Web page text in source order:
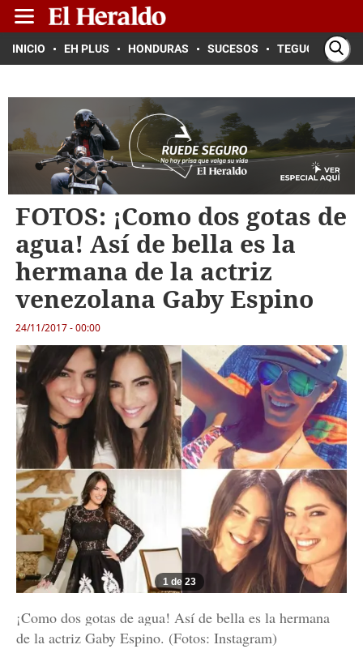
INICIO EH PLUS HONDURAS SUCESOS TEGUCIGALPA
FOTOS: ¡Como dos gotas de
agua! Así de bella es la
hermana de la actriz
venezolana Gaby Espino
24/11/2017 - 00:00
1 de 23
¡Como dos gotas de agua! Así de bella es la hermana
de la actriz Gaby Espino. (Fotos: Instagram)